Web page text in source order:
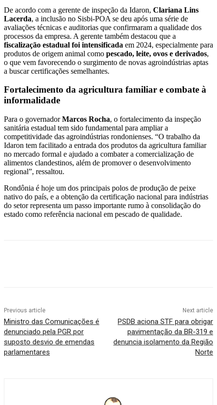
De acordo com a gerente de inspeção da Idaron, Clariana Lins
Lacerda, a inclusão no Sisbi-POA se deu após uma série de
avaliações técnicas e auditorias que confirmaram a qualidade dos
processos da empresa. A gerente também destacou que a
fiscalização estadual foi intensificada em 2024, especialmente para
produtos de origem animal como pescado, leite, ovos e derivados,
o que vem favorecendo o surgimento de novas agroindústrias aptas
a buscar certificações semelhantes.
Fortalecimento da agricultura familiar e combate à
informalidade
Para o governadorMarcos Rocha, o fortalecimento da inspeção
sanitária estadual tem sido fundamental para ampliar a
competitividade das agroindústrias rondonienses. “O trabalho da
Idaron tem facilitado a entrada dos produtos da agricultura familiar
no mercado formal e ajudado a combater a comercialização de
alimentos clandestinos, além de promover o desenvolvimento
regional”, ressaltou.
Rondônia é hoje um dos principais polos de produção de peixe
nativo do país, e a obtenção da certificação nacional para indústrias
do setor representa um passo importante rumo à consolidação do
estado como referência nacional em pescado de qualidade.
Previous article
Ministro das Comunicações é
denunciado pela PGR por
suposto desvio de emendas
parlamentares
Next article
PSDB aciona STF para obrigar
pavimentação da BR-319 e
denuncia isolamento da Região
Norte